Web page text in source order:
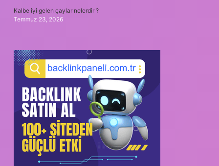
Kalbe iyi gelen çaylar nelerdir ?
Temmuz 23, 2026